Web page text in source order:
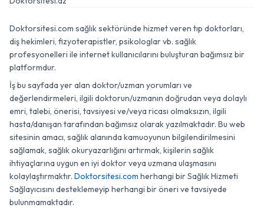
Doktorsitesi.com sağlık sektöründe hizmet veren tıp doktorları,
diş hekimleri, fizyoterapistler, psikologlar vb. sağlık
profesyonelleri ile internet kullanıcılarını buluşturan bağımsız bir
platformdur.
İş bu sayfada yer alan doktor/uzman yorumları ve
değerlendirmeleri, ilgili doktorun/uzmanın doğrudan veya dolaylı
emri, talebi, önerisi, tavsiyesi ve/veya ricası olmaksızın, ilgili
hasta/danışan tarafından bağımsız olarak yazılmaktadır. Bu web
sitesinin amacı, sağlık alanında kamuoyunun bilgilendirilmesini
sağlamak, sağlık okuryazarlığını artırmak, kişilerin sağlık
ihtiyaçlarına uygun en iyi doktor veya uzmana ulaşmasını
kolaylaştırmaktır. Doktorsitesi.com herhangi bir Sağlık Hizmeti
Sağlayıcısını desteklemeyip herhangi bir öneri ve tavsiyede
bulunmamaktadır.